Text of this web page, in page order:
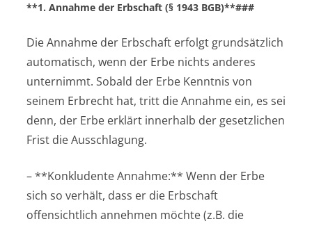
**1. Annahme der Erbschaft (§ 1943 BGB)**###
Die Annahme der Erbschaft erfolgt grundsätzlich
automatisch, wenn der Erbe nichts anderes
unternimmt. Sobald der Erbe Kenntnis von
seinem Erbrecht hat, tritt die Annahme ein, es sei
denn, der Erbe erklärt innerhalb der gesetzlichen
Frist die Ausschlagung.
– **Konkludente Annahme:** Wenn der Erbe
sich so verhält, dass er die Erbschaft
offensichtlich annehmen möchte (z.B. die